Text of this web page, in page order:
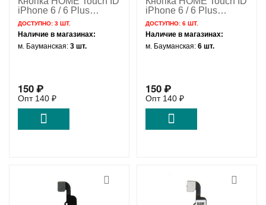
iPhone 6 / 6 Plus
золотой / 821-2441
ДОСТУПНО:3 ШТ.
Наличие в магазинах:
м. Бауманская:3 шт.
150₽
Опт 140 ₽
iPhone 6 / 6 Plus
серебристый / 821-
2441
ДОСТУПНО:6 ШТ.
Наличие в магазинах:
м. Бауманская:6 шт.
150₽
Опт 140 ₽